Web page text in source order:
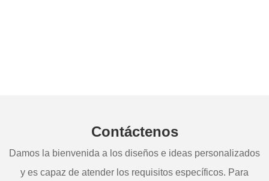
Contáctenos
Damos la bienvenida a los diseños e ideas personalizados
y es capaz de atender los requisitos específicos. Para